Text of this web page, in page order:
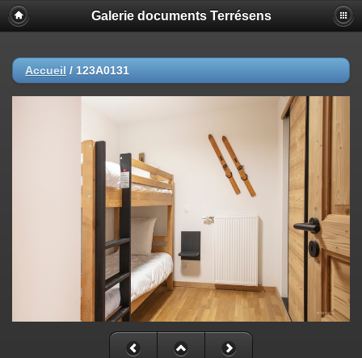
Galerie documents Terrésens
Accueil / 123A0131